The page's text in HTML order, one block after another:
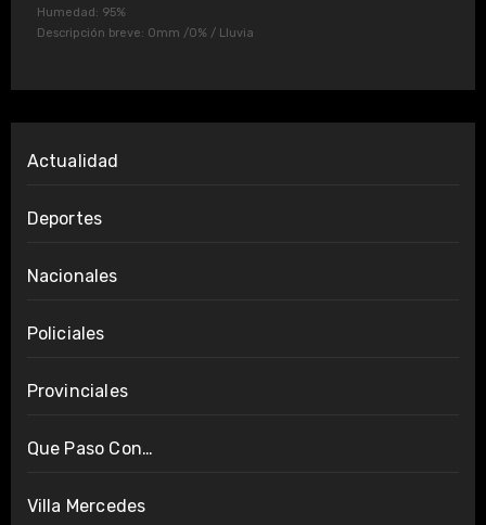
Humedad: 95%
Descripción breve: 0mm /0% / Lluvia
Actualidad
Deportes
Nacionales
Policiales
Provinciales
Que Paso Con…
Villa Mercedes